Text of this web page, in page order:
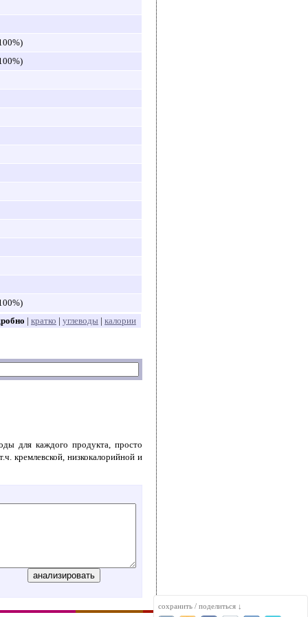
| кратко | углеводы | калории
для каждого продукта, просто
кремлевской, низкокалорийной и
сохранить / поделиться ↓